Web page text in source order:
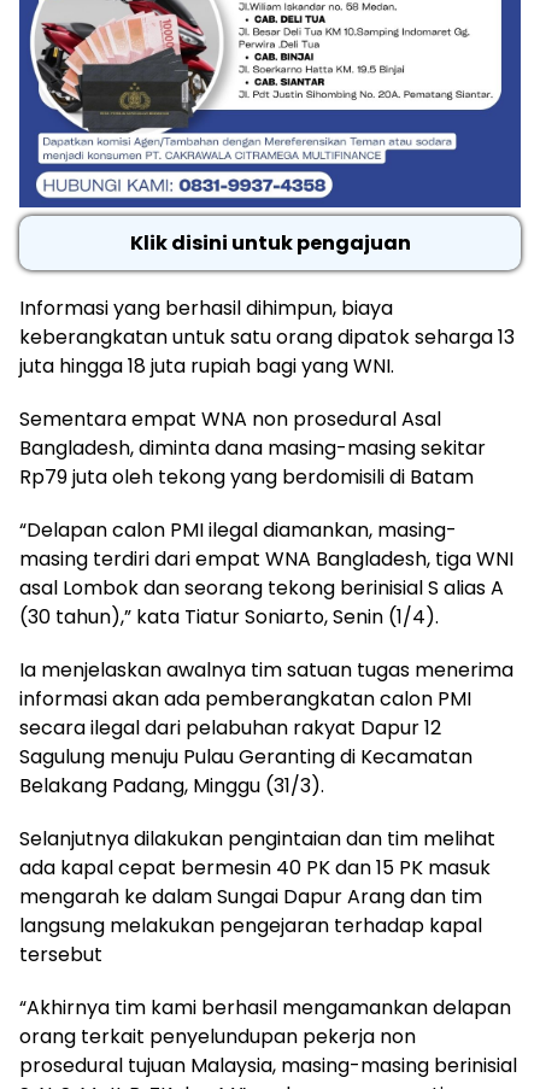
Klik disini untuk pengajuan
Informasi yang berhasil dihimpun, biaya
keberangkatan untuk satu orang dipatok seharga 13
juta hingga 18 juta rupiah bagi yang WNI.
Sementara empat WNA non prosedural Asal
Bangladesh, diminta dana masing-masing sekitar
Rp79 juta oleh tekong yang berdomisili di Batam
“Delapan calon PMI ilegal diamankan, masing-
masing terdiri dari empat WNA Bangladesh, tiga WNI
asal Lombok dan seorang tekong berinisial S alias A
(30 tahun),” kata Tiatur Soniarto, Senin (1/4).
Ia menjelaskan awalnya tim satuan tugas menerima
informasi akan ada pemberangkatan calon PMI
secara ilegal dari pelabuhan rakyat Dapur 12
Sagulung menuju Pulau Geranting di Kecamatan
Belakang Padang, Minggu (31/3).
Selanjutnya dilakukan pengintaian dan tim melihat
ada kapal cepat bermesin 40 PK dan 15 PK masuk
mengarah ke dalam Sungai Dapur Arang dan tim
langsung melakukan pengejaran terhadap kapal
tersebut
“Akhirnya tim kami berhasil mengamankan delapan
orang terkait penyelundupan pekerja non
prosedural tujuan Malaysia, masing-masing berinisial